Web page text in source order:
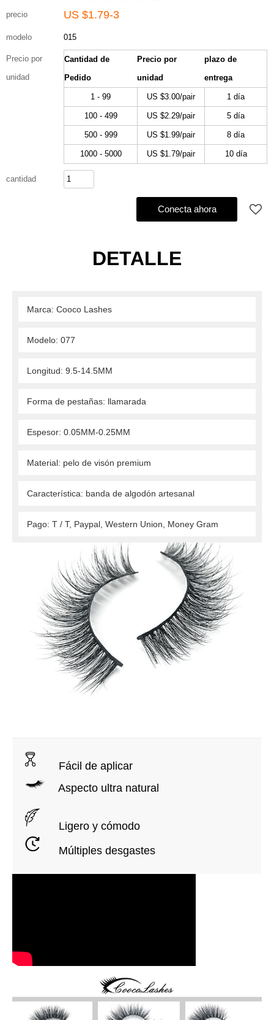
precio US $1.79-3
modelo 015
Precio por
unidad
Cantidad de
Pedido
Precio por
unidad
plazo de
entrega
1 - 99 US $3.00/pair 1 día
100 - 499 US $2.29/pair 5 día
500 - 999 US $1.99/pair 8 día
1000 - 5000 US $1.79/pair 10 día
cantidad
Conecta ahora
DETALLE
Marca: Cooco Lashes
Modelo: 077
Longitud: 9.5-14.5MM
Forma de pestañas: llamarada
Espesor: 0.05MM-0.25MM
Material: pelo de visón premium
Característica: banda de algodón artesanal
Pago: T / T, Paypal, Western Union, Money Gram
Fácil de aplicar
Aspecto ultra natural
Ligero y cómodo
Múltiples desgastes